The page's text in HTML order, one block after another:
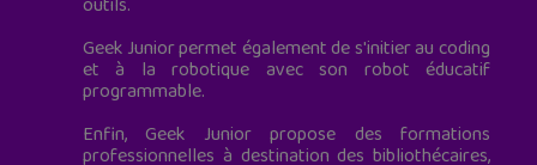
Geek Junior permet également de s'initier au coding
et à la robotique avec son robot éducatif
programmable.
Enfin, Geek Junior propose des formations
professionnelles à destination des bibliothécaires,